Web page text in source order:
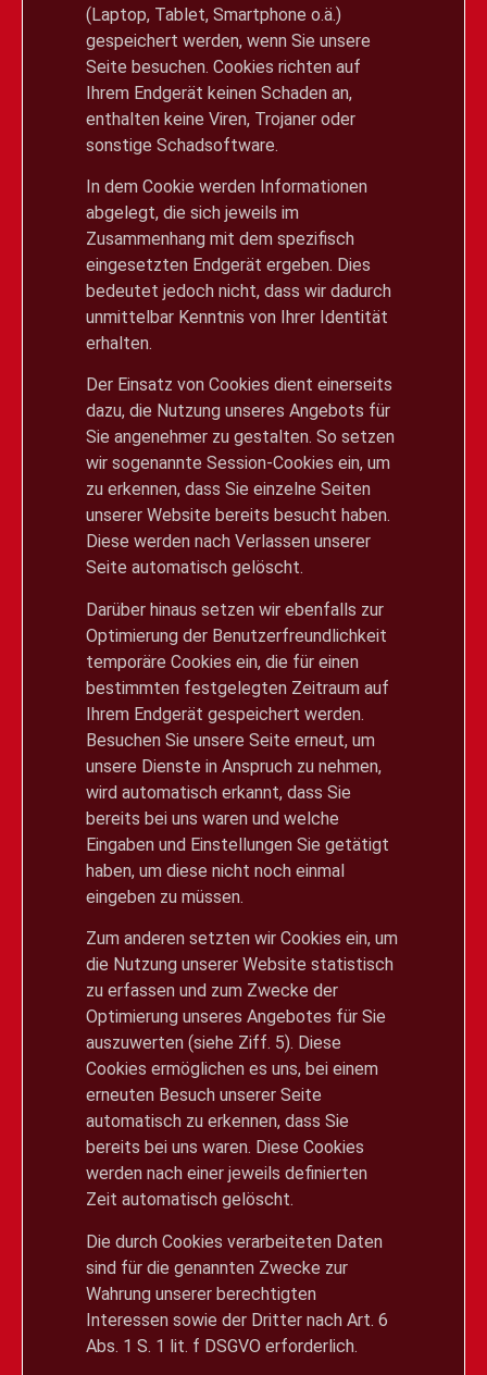
(Laptop, Tablet, Smartphone o.ä.)
gespeichert werden, wenn Sie unsere
Seite besuchen. Cookies richten auf
Ihrem Endgerät keinen Schaden an,
enthalten keine Viren, Trojaner oder
sonstige Schadsoftware.
In dem Cookie werden Informationen
abgelegt, die sich jeweils im
Zusammenhang mit dem spezifisch
eingesetzten Endgerät ergeben. Dies
bedeutet jedoch nicht, dass wir dadurch
unmittelbar Kenntnis von Ihrer Identität
erhalten.
Der Einsatz von Cookies dient einerseits
dazu, die Nutzung unseres Angebots für
Sie angenehmer zu gestalten. So setzen
wir sogenannte Session-Cookies ein, um
zu erkennen, dass Sie einzelne Seiten
unserer Website bereits besucht haben.
Diese werden nach Verlassen unserer
Seite automatisch gelöscht.
Darüber hinaus setzen wir ebenfalls zur
Optimierung der Benutzerfreundlichkeit
temporäre Cookies ein, die für einen
bestimmten festgelegten Zeitraum auf
Ihrem Endgerät gespeichert werden.
Besuchen Sie unsere Seite erneut, um
unsere Dienste in Anspruch zu nehmen,
wird automatisch erkannt, dass Sie
bereits bei uns waren und welche
Eingaben und Einstellungen Sie getätigt
haben, um diese nicht noch einmal
eingeben zu müssen.
Zum anderen setzten wir Cookies ein, um
die Nutzung unserer Website statistisch
zu erfassen und zum Zwecke der
Optimierung unseres Angebotes für Sie
auszuwerten (siehe Ziff. 5). Diese
Cookies ermöglichen es uns, bei einem
erneuten Besuch unserer Seite
automatisch zu erkennen, dass Sie
bereits bei uns waren. Diese Cookies
werden nach einer jeweils definierten
Zeit automatisch gelöscht.
Die durch Cookies verarbeiteten Daten
sind für die genannten Zwecke zur
Wahrung unserer berechtigten
Interessen sowie der Dritter nach Art. 6
Abs. 1 S. 1 lit. f DSGVO erforderlich.